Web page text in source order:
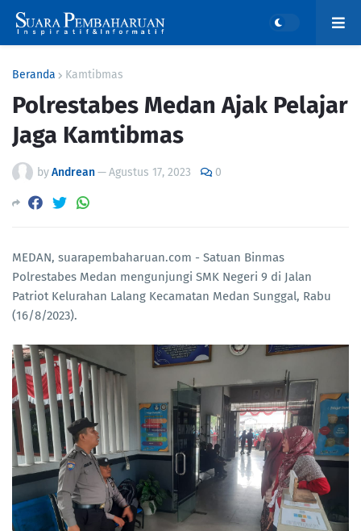
Beranda Kamtibmas
Polrestabes Medan Ajak Pelajar
Jaga Kamtibmas
byAndrean—Agustus 17, 2023 0
MEDAN, suarapembaharuan.com - Satuan Binmas
Polrestabes Medan mengunjungi SMK Negeri 9 di Jalan
Patriot Kelurahan Lalang Kecamatan Medan Sunggal, Rabu
(16/8/2023).